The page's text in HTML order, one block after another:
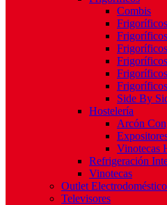
Combis
Side By
Hostelería
Arcón
Vinotecas
Refrigeración
Vinotecas
Outlet
Televisores